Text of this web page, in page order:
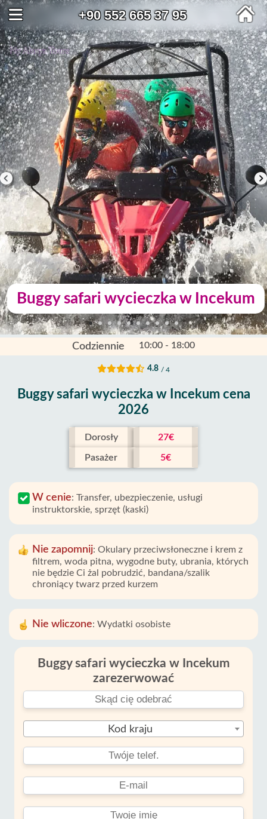
+90 552 665 37 95
Buggy safari wycieczka w Incekum
Codziennie 10:00 - 18:00
4.8 / 4
Buggy safari wycieczka w Incekum cena
2026
Dorosły 27€
Pasażer 5€
W cenie: Transfer, ubezpieczenie, usługi
instruktorskie, sprzęt (kaski)
Nie zapomnij: Okulary przeciwsłoneczne i krem ​​z
filtrem, woda pitna, wygodne buty, ubrania, których
nie będzie Ci żal pobrudzić, bandana/szalik
chroniący twarz przed kurzem
Nie wliczone: Wydatki osobiste
Buggy safari wycieczka w Incekum
zarezerwować
Kod kraju